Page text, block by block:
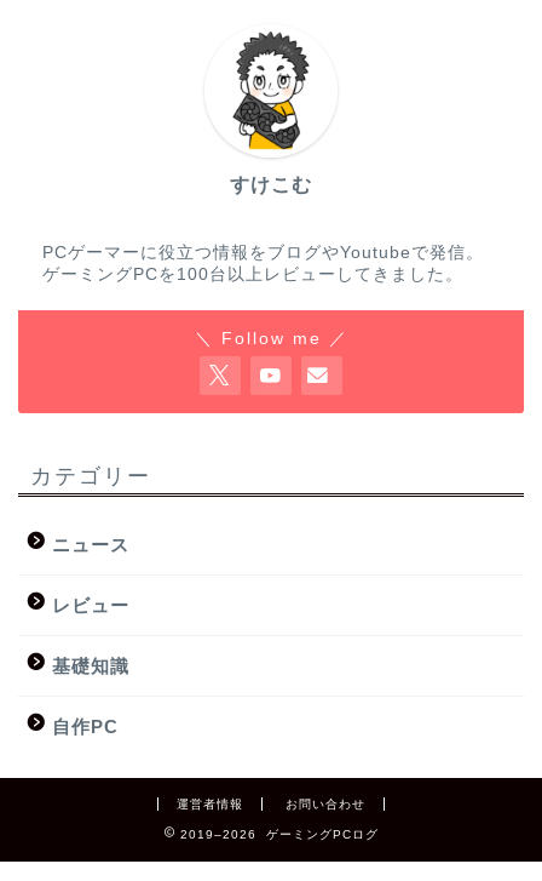
すけこむ
PCゲーマーに役立つ情報をブログやYoutubeで発信。
ゲーミングPCを100台以上レビューしてきました。
＼ Follow me ／
カテゴリー
ニュース
レビュー
基礎知識
自作PC
運営者情報 お問い合わせ
2019–2026 ゲーミングPCログ